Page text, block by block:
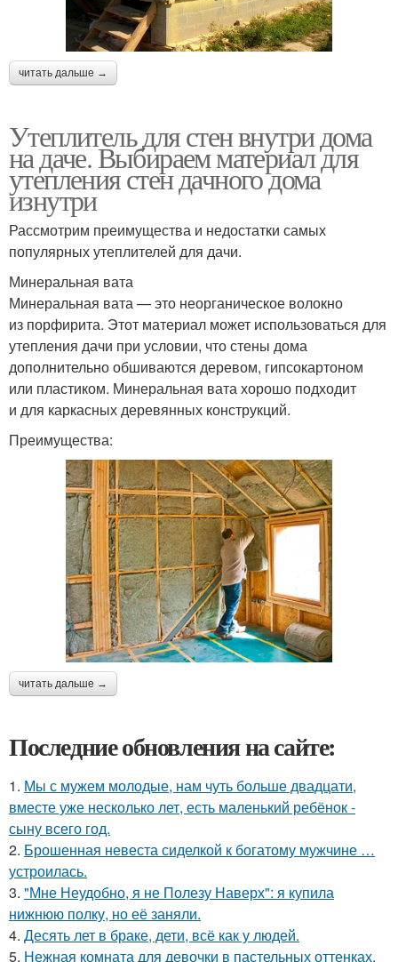
читать дальше →
Утеплитель для стен внутри дома
на даче. Выбираем материал для
утепления стен дачного дома
изнутри
Рассмотрим преимущества и недостатки самых
популярных утеплителей для дачи.
Минеральная вата
Минеральная вата — это неорганическое волокно
из порфирита. Этот материал может использоваться для
утепления дачи при условии, что стены дома
дополнительно обшиваются деревом, гипсокартоном
или пластиком. Минеральная вата хорошо подходит
и для каркасных деревянных конструкций.
Преимущества:
читать дальше →
Последние обновления на сайте:
1. Мы с мужем молодые, нам чуть больше двадцати,
вместе уже несколько лет, есть маленький ребёнок -
сыну всего год.
2. Брошенная невеста сиделкой к богатому мужчине …
устроилась.
3. "Мне Неудобно, я не Полезу Наверх": я купила
нижнюю полку, но её заняли.
4. Десять лет в браке, дети, всё как у людей.
5. Нежная комната для девочки в пастельных оттенках.